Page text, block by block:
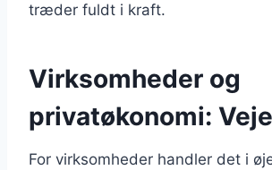
træder fuldt i kraft.
Virksomheder og
privatøkonomi:
For virksomheder handler det i